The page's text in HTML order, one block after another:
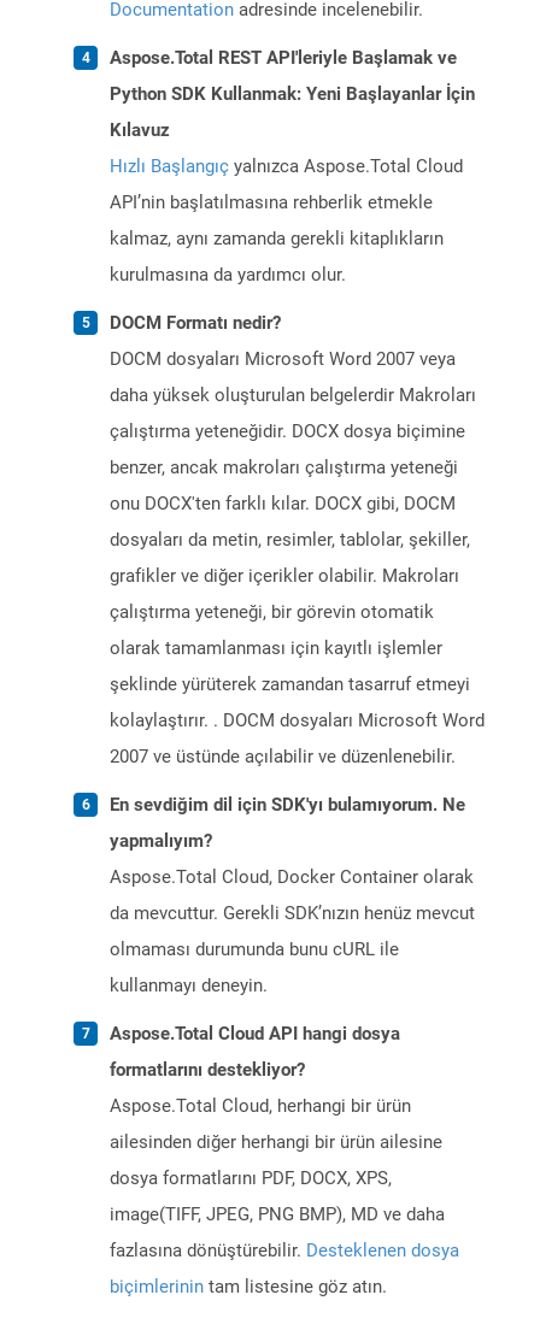
Documentation adresinde incelenebilir.
Aspose.Total REST API'leriyle Başlamak ve
Python SDK Kullanmak: Yeni Başlayanlar İçin
Kılavuz
Hızlı Başlangıç yalnızca Aspose.Total Cloud
API’nin başlatılmasına rehberlik etmekle
kalmaz, aynı zamanda gerekli kitaplıkların
kurulmasına da yardımcı olur.
DOCM Formatı nedir?
DOCM dosyaları Microsoft Word 2007 veya
daha yüksek oluşturulan belgelerdir Makroları
çalıştırma yeteneğidir. DOCX dosya biçimine
benzer, ancak makroları çalıştırma yeteneği
onu DOCX'ten farklı kılar. DOCX gibi, DOCM
dosyaları da metin, resimler, tablolar, şekiller,
grafikler ve diğer içerikler olabilir. Makroları
çalıştırma yeteneği, bir görevin otomatik
olarak tamamlanması için kayıtlı işlemler
şeklinde yürüterek zamandan tasarruf etmeyi
kolaylaştırır. . DOCM dosyaları Microsoft Word
2007 ve üstünde açılabilir ve düzenlenebilir.
En sevdiğim dil için SDK'yı bulamıyorum. Ne
yapmalıyım?
Aspose.Total Cloud, Docker Container olarak
da mevcuttur. Gerekli SDK’nızın henüz mevcut
olmaması durumunda bunu cURL ile
kullanmayı deneyin.
Aspose.Total Cloud API hangi dosya
formatlarını destekliyor?
Aspose.Total Cloud, herhangi bir ürün
ailesinden diğer herhangi bir ürün ailesine
dosya formatlarını PDF, DOCX, XPS,
image(TIFF, JPEG, PNG BMP), MD ve daha
fazlasına dönüştürebilir. Desteklenen dosya
biçimlerinin tam listesine göz atın.